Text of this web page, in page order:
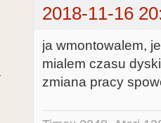
2018-11-16
ja wmontowalem,
mialem czasu
zmiana pracy